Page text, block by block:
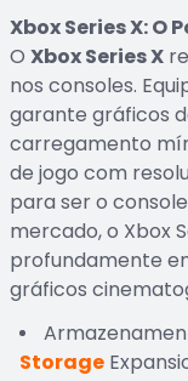
Xbox Series X: O
O Xbox Series X
nos consoles.
garante gráficos
carregamento
de jogo com
para ser o
mercado, o Xbox
profundamente
gráficos
Storage